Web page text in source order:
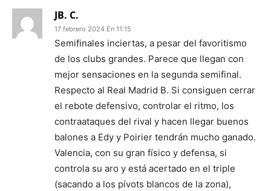
JB. C.
17 febrero 2024 En 11:15
Semifinales inciertas, a pesar del favoritismo
de los clubs grandes. Parece que llegan con
mejor sensaciones en la segunda semifinal.
Respecto al Real Madrid B. Si consiguen cerrar
el rebote defensivo, controlar el ritmo, los
contraataques del rival y hacen llegar buenos
balones a Edy y Poirier tendrán mucho ganado.
Valencia, con su gran físico y defensa, si
controla su aro y está acertado en el triple
(sacando a los pívots blancos de la zona),